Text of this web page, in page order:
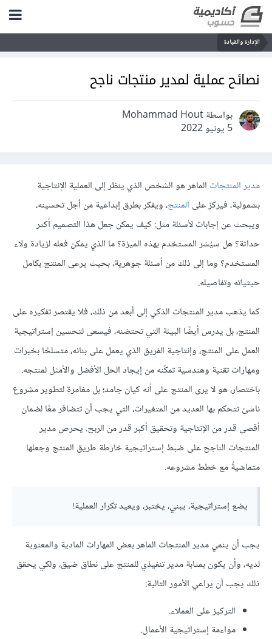
الإدارة والقيادة
نصائح عملية لمدير منتجات ناجح
بواسطة Mohammad Hout
5 يونيو 2022
مدير المنتجات الماهر هو الشخص الذي ينظر إلى العملية الإنتاجية
بشمولية، فيركز على المنتج، ويفكر بطرق إبداعية من أجل تحسينه،
ويبحث عن إجابات لأسئلة مثل: كيف يمكن جعل هذا التصميم أكثر
حداثة؟ هل سيُسَر المستخدم بهذه الميزة؟ ما الذي يمكن فعله لزيادة ولاء
المستخدم؟ وما إلى ذلك من أسئلة جوهرية، بحيث يرعى المنتج بكامل
حيثياته وتفاصيله.
كما يذهب مدير المنتجات الذكي إلى أبعد من ذلك، فلا يقتصر تفكيره على
المنتج، بل يدرس أيضًا البيئة التي تحتضنه، فيسعى لتحسين إستراتيجية
العمل على المنتج، وإنتاجية الفريق الذي يعمل على بنائه، متسلحًا بخبرات
ومهارات تقنية وهندسية تمكّنه من إيجاد الحل الأفضل والأمثل لمنتجه.
باختصار، هو لا يرى المنتج على أنه كيان جامد؛ بل مغامرة لتطوير مشروع
ناشئ تتحكم بها العديد من المتغيرات، التي يجب أن تتضافر معًا لضمان
أقصى قدر من الإنتاجية وتحقيق أكبر قدر من الربح. يحرص مدير
المنتجات الناجح على ضبط إستراتيجية خارطة طريق المنتج وجعلها
متماشيةً مع خطط مشروعه.
يضع إستراتيجية، يبني، يختبر، ويعيد تكرار العملية!
يجب أن ينمي مدير المنتجات الماهر بعض المهارات المادية والمعنوية
لديه، وأن يكون بمثابة مدير تنفيذي للمنتج على نطاق ضيق، ولكي يحقق
ذلك يجب أن يراعي الأمور التالية:
التركيز على العملاء.
مواءمة إستراتيجية الأعمال.